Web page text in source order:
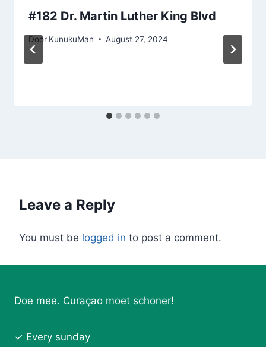
#182 Dr. Martin Luther King Blvd
Door KunukuMan August 27, 2024
Leave a Reply
You must be logged in to post a comment.
Doe mee. Curaçao moet schoner!
✓ Every sunday